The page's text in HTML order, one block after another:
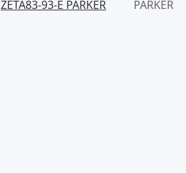
ZETA83-93-E PARKER
PARKER